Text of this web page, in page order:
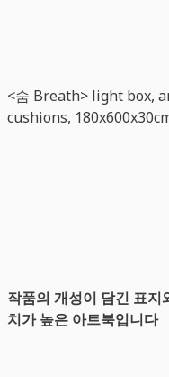
<숨 Breath> light box,
cushions,
작품의 개성이 담긴 표
치가 높은 아트북입니다